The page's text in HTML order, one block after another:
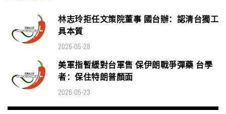
林志玲拒任文策院董事 國台辦：認清台獨工
具本質
2026-05-28
美軍指暫緩對台軍售 保伊朗戰爭彈藥 台學
者：保住特朗普顏面
2026-05-23